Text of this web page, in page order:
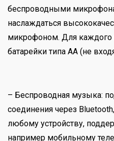
беспроводными
наслаждаться
микрофоном. Для каждого
батарейки типа АА (не
– Беспроводная музыка:
соединения через
любому устройству,
например мобильному